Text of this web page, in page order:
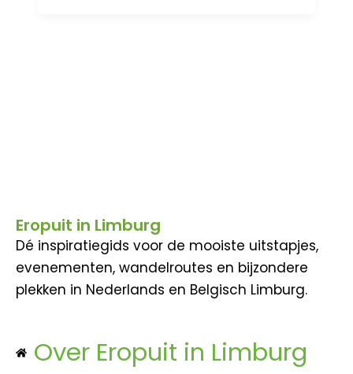
Eropuit in Limburg
Dé inspiratiegids voor de mooiste uitstapjes,
evenementen, wandelroutes en bijzondere
plekken in Nederlands en Belgisch Limburg.
Over Eropuit in Limburg